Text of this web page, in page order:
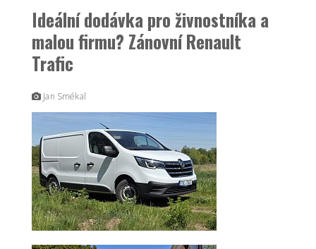
Ideální dodávka pro živnostníka a
malou firmu? Zánovní Renault
Trafic
Jan Smékal